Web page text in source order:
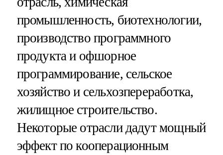
промышленность, биотехнологии,
производство программного
продукта и офшорное
программирование, сельское
хозяйство и сельхозпереработка,
жилищное строительство.
Некоторые отрасли дадут мощный
эффект по кооперационным